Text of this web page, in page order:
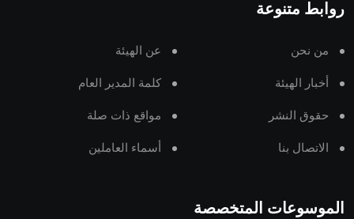
روابط متنوعة
من نحن عن الهيئة
أخبار الهيئة كلمة المدير العام
حقوق النشر مواقع ذات صلة
الاتصال بنا أسماء العاملين
الموسوعات المتخصصة